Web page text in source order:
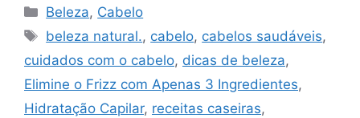
Categorias
Beleza, Cabelo
Tags
beleza natural., cabelo, cabelos saudáveis,
cuidados com o cabelo, dicas de beleza,
Elimine o Frizz com Apenas 3 Ingredientes,
Hidratação Capilar, receitas caseiras,